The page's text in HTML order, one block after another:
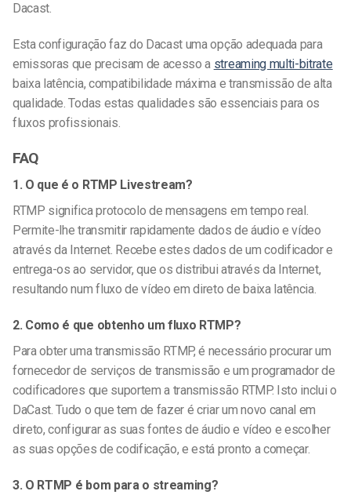
Dacast.
Esta configuração faz do Dacast uma opção adequada para
emissoras que precisam de acesso a streaming multi-bitrate
baixa latência, compatibilidade máxima e transmissão de alta
qualidade. Todas estas qualidades são essenciais para os
fluxos profissionais.
FAQ
1. O que é o RTMP Livestream?
RTMP significa protocolo de mensagens em tempo real.
Permite-lhe transmitir rapidamente dados de áudio e vídeo
através da Internet. Recebe estes dados de um codificador e
entrega-os ao servidor, que os distribui através da Internet,
resultando num fluxo de vídeo em direto de baixa latência.
2. Como é que obtenho um fluxo RTMP?
Para obter uma transmissão RTMP, é necessário procurar um
fornecedor de serviços de transmissão e um programador de
codificadores que suportem a transmissão RTMP. Isto inclui o
DaCast. Tudo o que tem de fazer é criar um novo canal em
direto, configurar as suas fontes de áudio e vídeo e escolher
as suas opções de codificação, e está pronto a começar.
3. O RTMP é bom para o streaming?